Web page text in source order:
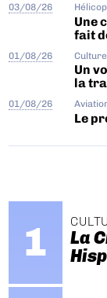
03/08/26
Une
fait
01/08/26
Un
la
01/08/26
Le
La